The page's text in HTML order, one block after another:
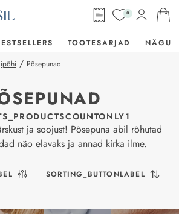
0
TOOTESARJAD
NÄGU
/ Põsepunad
ja soojust! Põsepuna abil rõhutad
näo elavaks ja annad kirka ilme.
SORTING_BUTTONLABEL